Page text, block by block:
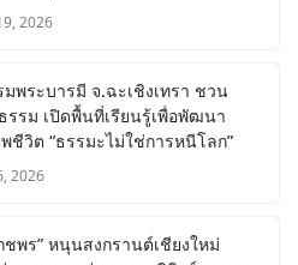
2026
พระบารมี จ.ฉะเชิงเทรา ชวน
รรม เปิดพื้นที่เรียนรู้เพื่อพัฒนา
ชีวิต “ธรรมะไม่ใช่การหนีโลก”
2026
ชพร” หนุนสงกรานต์เชียงใหม่